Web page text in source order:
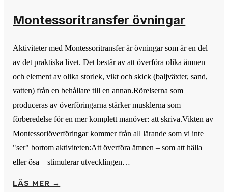
Montessoritransfer övningar
Aktiviteter med Montessoritransfer är övningar som är en del
av det praktiska livet. Det består av att överföra olika ämnen
och element av olika storlek, vikt och skick (baljväxter, sand,
vatten) från en behållare till en annan.Rörelserna som
produceras av överföringarna stärker musklerna som
förberedelse för en mer komplett manöver: att skriva.Vikten av
Montessoriöverföringar kommer från all lärande som vi inte
"ser" bortom aktiviteten:Att överföra ämnen – som att hälla
eller ösa – stimulerar utvecklingen…
LÄS MER →